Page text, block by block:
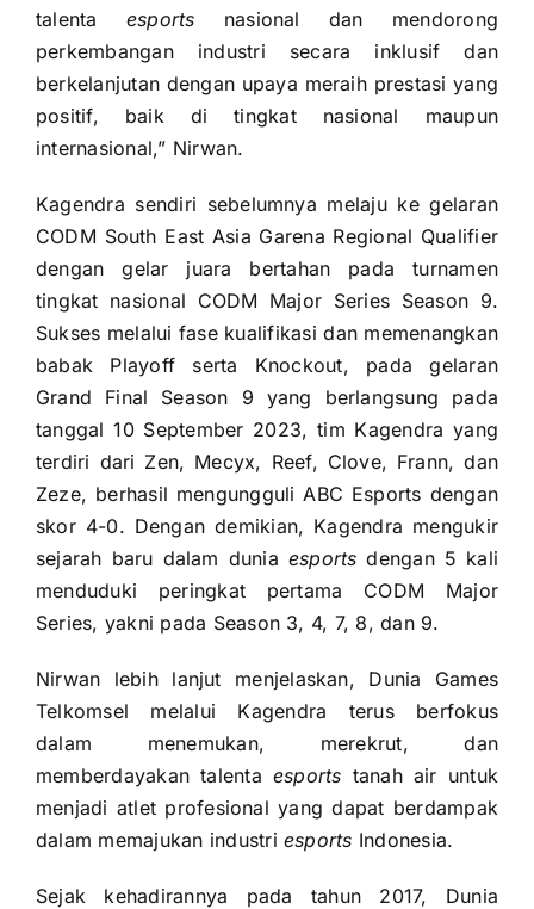
talenta esports nasional dan mendorong
perkembangan industri secara inklusif dan
berkelanjutan dengan upaya meraih prestasi yang
positif, baik di tingkat nasional maupun
internasional,” Nirwan.
Kagendra sendiri sebelumnya melaju ke gelaran
CODM South East Asia Garena Regional Qualifier
dengan gelar juara bertahan pada turnamen
tingkat nasional CODM Major Series Season 9.
Sukses melalui fase kualifikasi dan memenangkan
babak Playoff serta Knockout, pada gelaran
Grand Final Season 9 yang berlangsung pada
tanggal 10 September 2023, tim Kagendra yang
terdiri dari Zen, Mecyx, Reef, Clove, Frann, dan
Zeze, berhasil mengungguli ABC Esports dengan
skor 4-0. Dengan demikian, Kagendra mengukir
sejarah baru dalam dunia esports dengan 5 kali
menduduki peringkat pertama CODM Major
Series, yakni pada Season 3, 4, 7, 8, dan 9.
Nirwan lebih lanjut menjelaskan, Dunia Games
Telkomsel melalui Kagendra terus berfokus
dalam menemukan, merekrut, dan
memberdayakan talenta esports tanah air untuk
menjadi atlet profesional yang dapat berdampak
dalam memajukan industri esports Indonesia.
Sejak kehadirannya pada tahun 2017, Dunia